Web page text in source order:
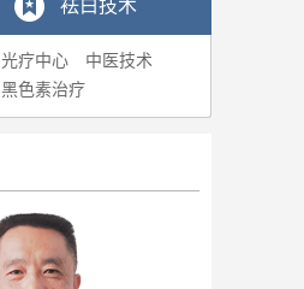
袪白技术
光疗中心
中医技术
黑色素治疗